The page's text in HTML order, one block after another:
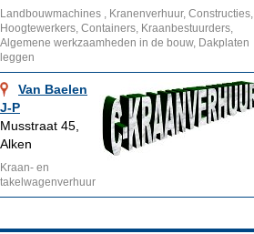
Landbouwmachines , Kranenverhuur, Constructies,
Hoogtewerkers, Containers, Kraanbestuurders,
Algemene werkzaamheden in de bouw, Dakplaten
leggen
Van Baelen
J-P
Musstraat 45,
Alken
Kraan- en
takelwagenverhuur